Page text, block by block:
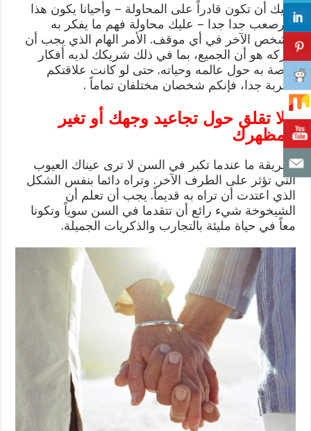
عليك أن تكون قادراً على المحاولة – وأحيانا يكون هذا
أمرصعب جدا جدا – عليك محاولة فهم ما يفكر به
الشخص الآخر في أي موقف. الأمر الهام الذي يجب أن
تدركه هو أن الجميع، بما في ذلك شريكك لديه أفكار
خاصة به حول عالمه وحياته. حتى لو كانت علاقتكم
مُقربة جدا، فإنكم شخصان مختلفان تماماً .
لا تقلق حول تجاعيد وجهك أو تغير
مظهرك
بطريقة ما عندما تكبر في السن لا ترى عيناك العيوب
التي تؤثر على الطرف الآخر. وتراه دائما بنفس الشكل
الذي اعتدت أن تراه به قديماً. يجب أن تعلم أن
الشيخوخة شيء رائع أن تتقدما في السن سوياً وتكونا
معاً في حياة مليئة بالتجارب والذكريات الجميلة.